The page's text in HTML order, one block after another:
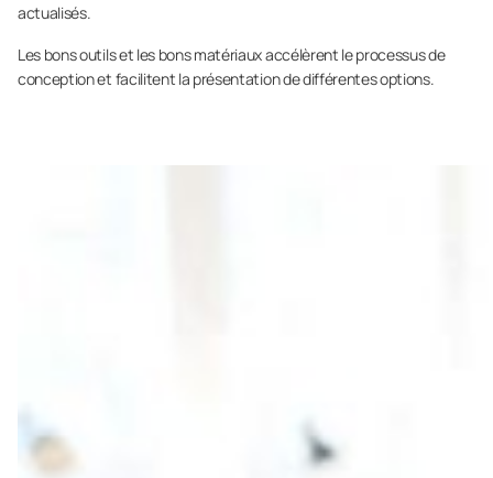
actualisés.
Les bons outils et les bons matériaux accélèrent le processus de
conception et facilitent la présentation de différentes options.